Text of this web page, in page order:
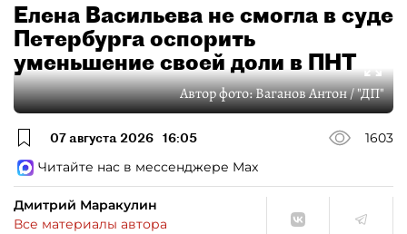
Елена Васильева не смогла в суде
Петербурга оспорить
уменьшение своей доли в ПНТ
Автор фото:Ваганов Антон / "ДП"
07 августа 2026 16:05
1603
Читайте нас в мессенджере Max
Дмитрий Маракулин
Все материалы автора